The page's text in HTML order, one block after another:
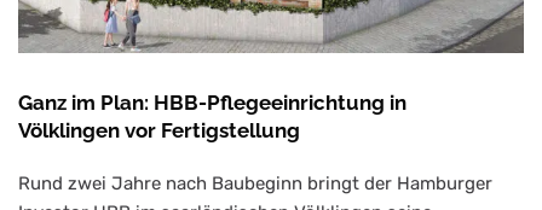
Ganz im Plan: HBB-Pflegeeinrichtung in
Völklingen vor Fertigstellung
Rund zwei Jahre nach Baubeginn bringt der Hamburger